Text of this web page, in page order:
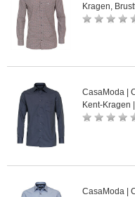
Kragen,
CasaModa |
Kent-Kragen
CasaModa |